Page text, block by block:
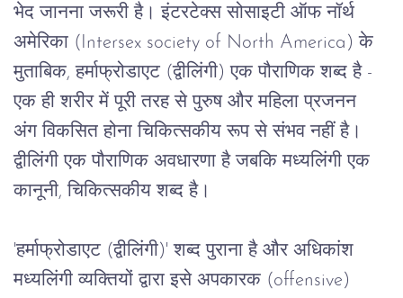
भेद जानना जरूरी है। इंटरटेक्स सोसाइटी ऑफ नॉर्थ
अमेरिका (Intersex society of North America) के
मुताबिक, हर्माफ्रोडाएट (द्वीलिंगी) एक पौराणिक शब्द है -
एक ही शरीर में पूरी तरह से पुरुष और महिला प्रजनन
अंग विकसित होना चिकित्सकीय रूप से संभव नहीं है।
द्वीलिंगी एक पौराणिक अवधारणा है जबकि मध्यलिंगी एक
कानूनी, चिकित्सकीय शब्द है।
'हर्माफ्रोडाएट (द्वीलिंगी)' शब्द पुराना है और अधिकांश
मध्यलिंगी व्यक्तियों द्वारा इसे अपकारक (offensive)